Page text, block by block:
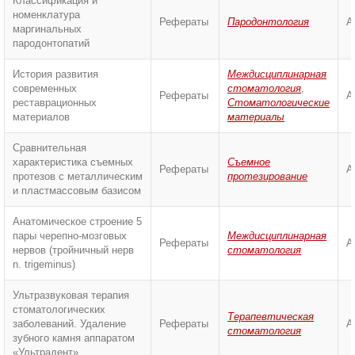
номенклатура
маргинальных
пародонтопатий
Рефераты Пародонтология
История развития
современных
реставрационных
материалов
Рефераты
Междисциплинарная
стоматология,
Стоматологические
материалы
Сравнительная
характеристика съемных
протезов с металлическим
и пластмассовым базисом
Рефераты
Съемное
протезирование
Анатомическое строение 5
пары черепно-мозговых
нервов (тройничный нерв
n. trigeminus)
Рефераты
Междисциплинарная
стоматология
Ультразвуковая терапия
стоматологических
заболеваний. Удаление
зубного камня аппаратом
«Ультрадент»
Рефераты
Терапевтическая
стоматология